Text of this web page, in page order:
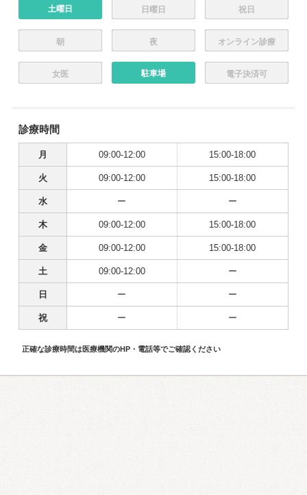
土曜日 日曜日 祝日
朝 夜 オンライン診療
女医 駐車場 電子決済可
診療時間
月 09:00-12:00 15:00-18:00
火 09:00-12:00 15:00-18:00
水 ー ー
木 09:00-12:00 15:00-18:00
金 09:00-12:00 15:00-18:00
土 09:00-12:00 ー
日 ー ー
祝 ー ー
正確な診療時間は医療機関のHP・電話等でご確認ください